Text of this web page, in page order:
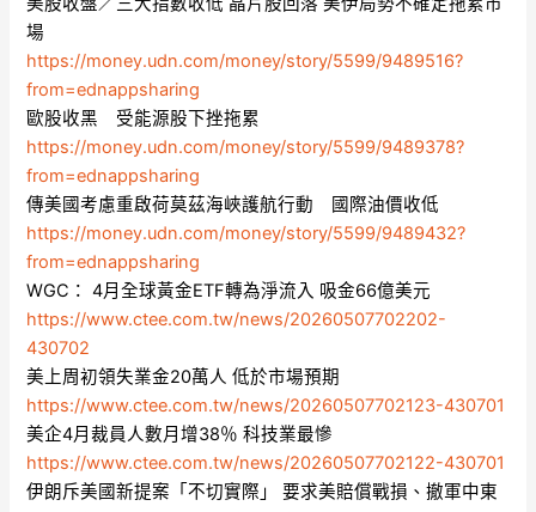
場
https://money.udn.com/money/story/5599/9489516?
from=ednappsharing
歐股收黑 受能源股下挫拖累
https://money.udn.com/money/story/5599/9489378?
from=ednappsharing
傳美國考慮重啟荷莫茲海峽護航行動 國際油價收低
https://money.udn.com/money/story/5599/9489432?
from=ednappsharing
WGC： 4月全球黃金ETF轉為淨流入 吸金66億美元
https://www.ctee.com.tw/news/20260507702202-
430702
美上周初領失業金20萬人 低於市場預期
https://www.ctee.com.tw/news/20260507702123-430701
美企4月裁員人數月增38％ 科技業最慘
https://www.ctee.com.tw/news/20260507702122-430701
伊朗斥美國新提案「不切實際」 要求美賠償戰損、撤軍中東